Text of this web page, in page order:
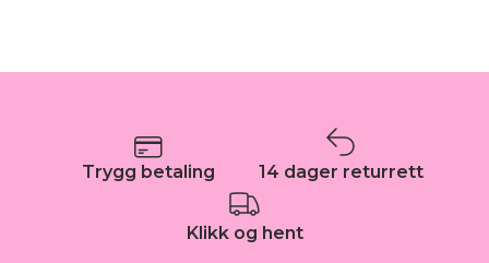
Trygg betaling 14 dager returrett
Klikk og hent